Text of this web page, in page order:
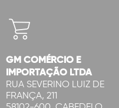
GM COMÉRCIO E
IMPORTAÇÃO LTDA
RUA SEVERINO LUIZ DE
FRANÇA, 211